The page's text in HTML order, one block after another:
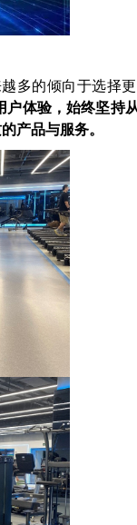
多的倾向于选择
户体验，始终坚持
产品与服务。